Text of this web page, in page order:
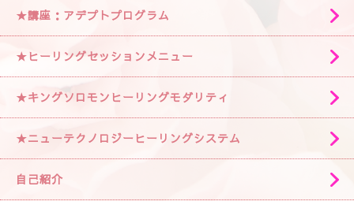
★講座：アデプトプログラム
★ヒーリングセッションメニュー
★キングソロモンヒーリングモダリティ
★ニューテクノロジーヒーリングシステム
自己紹介